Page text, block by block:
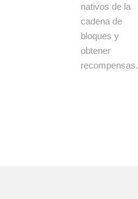
nativos de la
cadena de
bloques y
obtener
recompensas.